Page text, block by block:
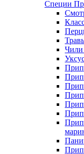
Специи
Чили